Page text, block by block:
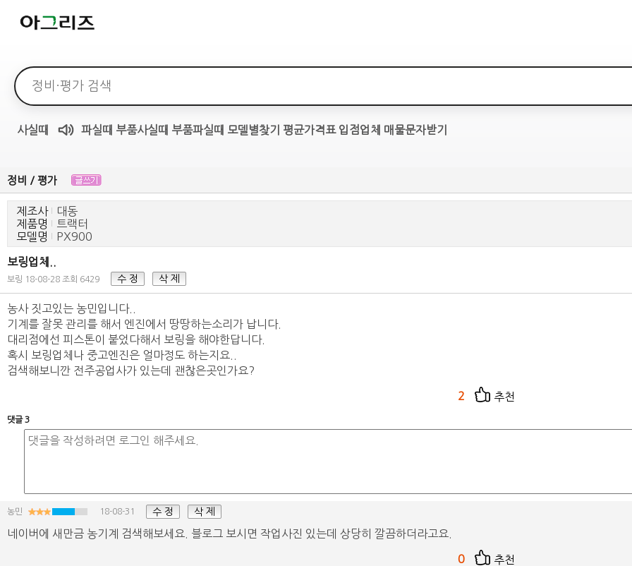
검색어
사실때
매물무료듣기
파실때 부품사실때 부품파실때 모델별찾기 평균가격표 입점업체 매물문자받기
정비 / 평가
제조사
대동
제품명
트랙터
모델명
PX900
보링업체..
보링 18-08-28 조회 6429 수 정 삭 제
농사 짓고있는 농민입니다..
기계를 잘못 관리를 해서 엔진에서 땅땅하는소리가 납니다.
대리점에선 피스톤이 붙었다해서 보링을 해야한답니다.
혹시 보링업체나 중고엔진은 얼마정도 하는지요..
검색해보니깐 전주공업사가 있는데 괜찮은곳인가요?
2 추천
댓글 3
농민 18-08-31 수 정 삭 제
네이버에 새만금 농기계 검색해보세요. 블로그 보시면 작업사진 있는데 상당히 깔끔하더라고요.
0 추천